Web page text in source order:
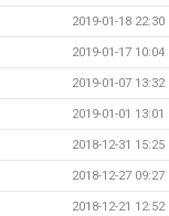
2019-01-18 22:30
2019-01-17 10:04
2019-01-07 13:32
2019-01-01 13:01
2018-12-31 15:25
2018-12-27 09:27
2018-12-21 12:52